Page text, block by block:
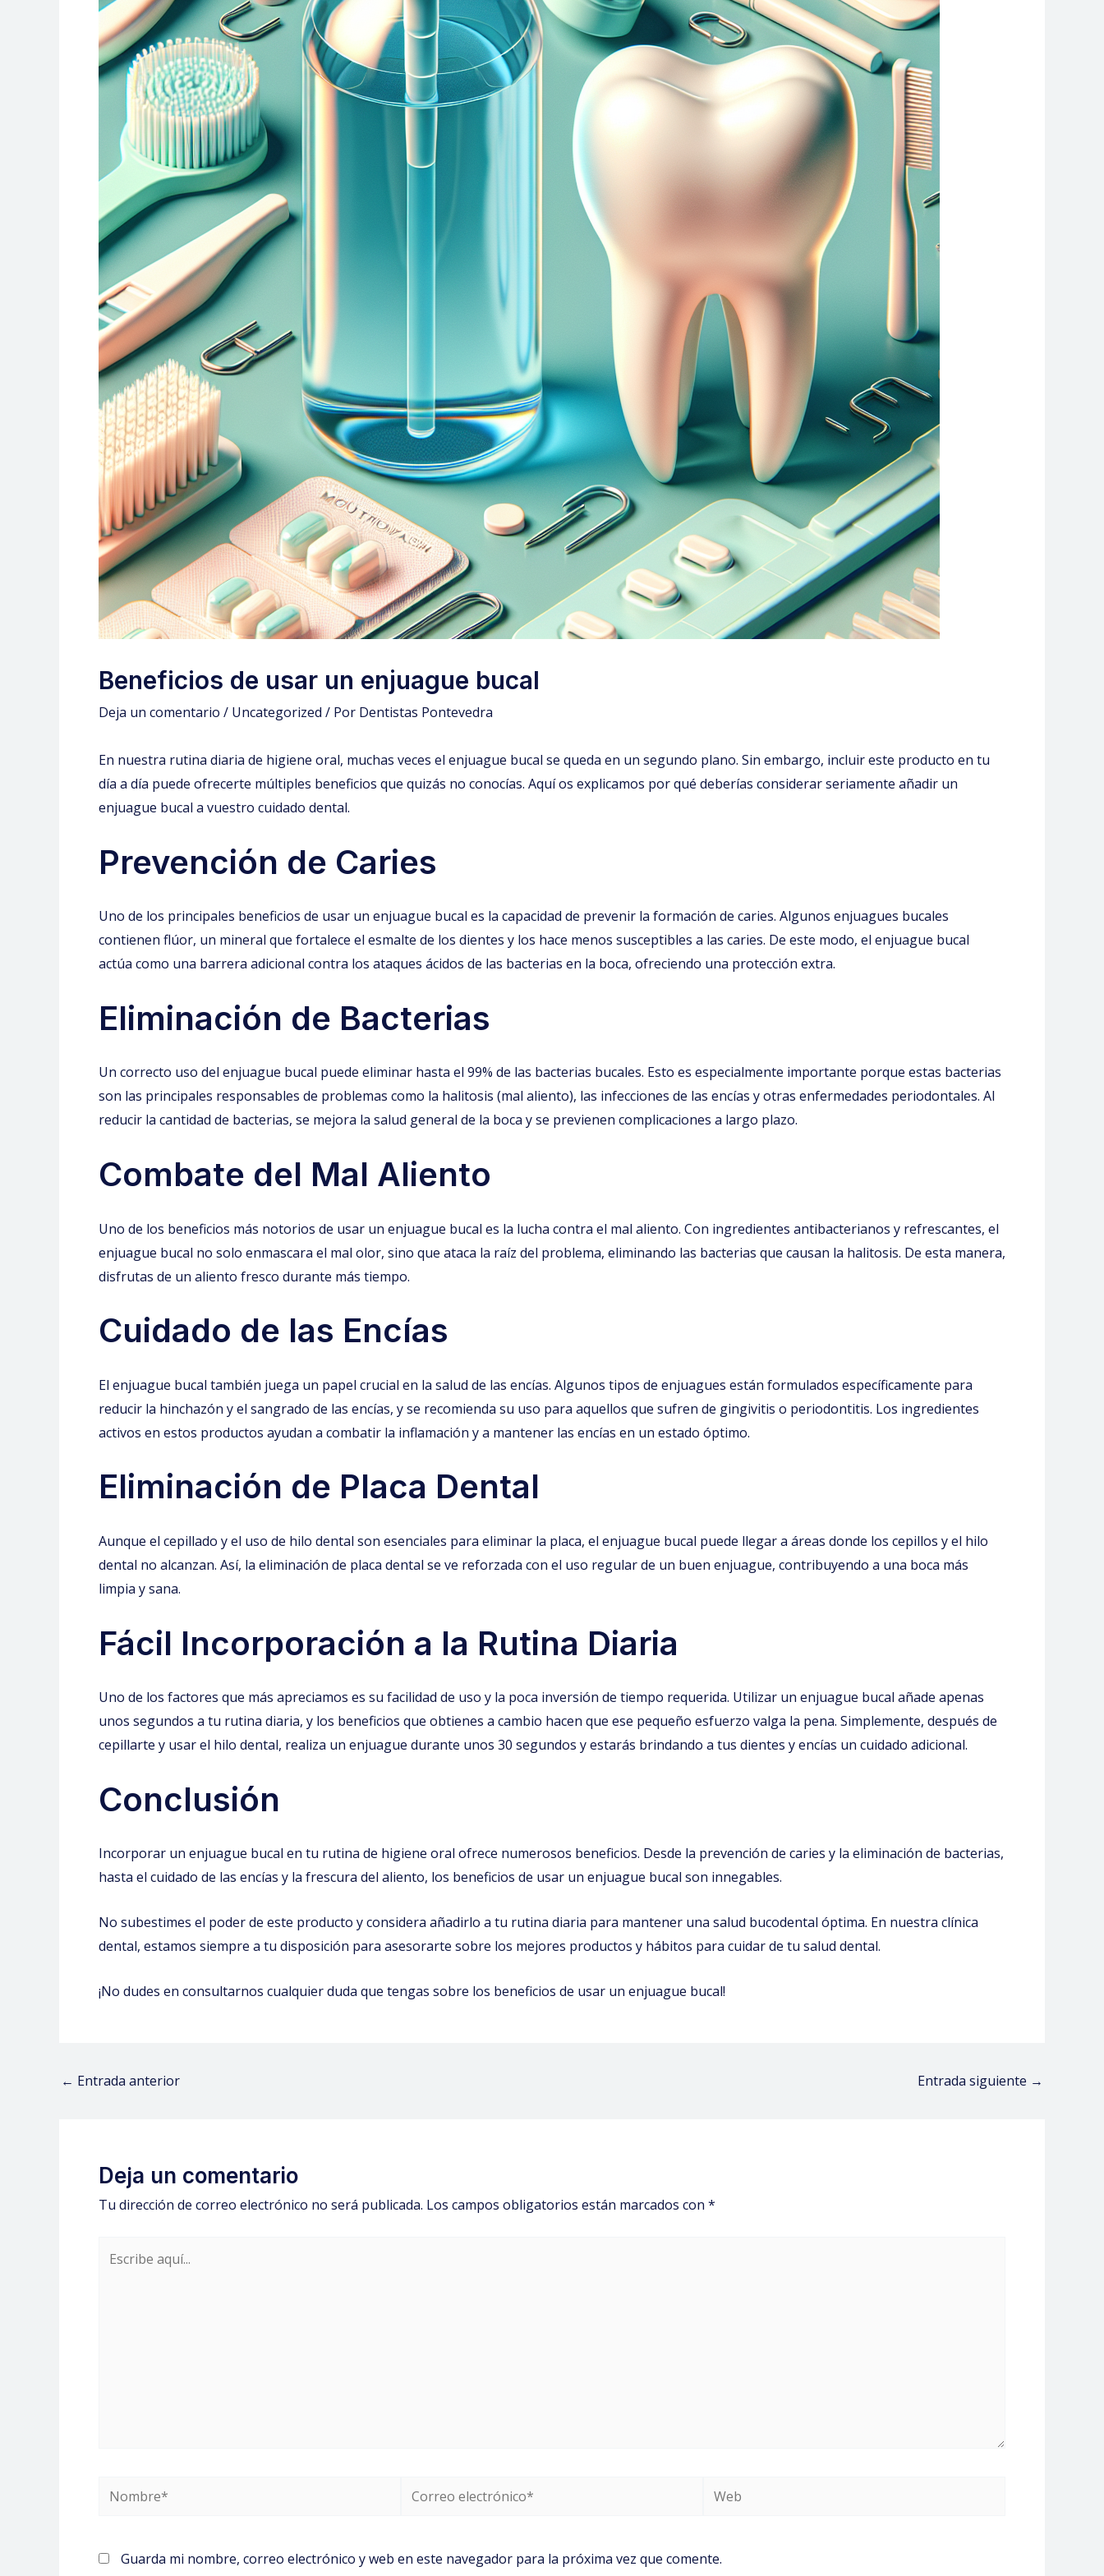
Beneficios de usar un enjuague bucal
Deja un comentario / Uncategorized / Por Dentistas Pontevedra
En nuestra rutina diaria de higiene oral, muchas veces el enjuague bucal se queda en un segundo plano. Sin embargo, incluir este producto en tu
día a día puede ofrecerte múltiples beneficios que quizás no conocías. Aquí os explicamos por qué deberías considerar seriamente añadir un
enjuague bucal a vuestro cuidado dental.
Prevención de Caries
Uno de los principales beneficios de usar un enjuague bucal es la capacidad de prevenir la formación de caries. Algunos enjuagues bucales
contienen flúor, un mineral que fortalece el esmalte de los dientes y los hace menos susceptibles a las caries. De este modo, el enjuague bucal
actúa como una barrera adicional contra los ataques ácidos de las bacterias en la boca, ofreciendo una protección extra.
Eliminación de Bacterias
Un correcto uso del enjuague bucal puede eliminar hasta el 99% de las bacterias bucales. Esto es especialmente importante porque estas bacterias
son las principales responsables de problemas como la halitosis (mal aliento), las infecciones de las encías y otras enfermedades periodontales. Al
reducir la cantidad de bacterias, se mejora la salud general de la boca y se previenen complicaciones a largo plazo.
Combate del Mal Aliento
Uno de los beneficios más notorios de usar un enjuague bucal es la lucha contra el mal aliento. Con ingredientes antibacterianos y refrescantes, el
enjuague bucal no solo enmascara el mal olor, sino que ataca la raíz del problema, eliminando las bacterias que causan la halitosis. De esta manera,
disfrutas de un aliento fresco durante más tiempo.
Cuidado de las Encías
El enjuague bucal también juega un papel crucial en la salud de las encías. Algunos tipos de enjuagues están formulados específicamente para
reducir la hinchazón y el sangrado de las encías, y se recomienda su uso para aquellos que sufren de gingivitis o periodontitis. Los ingredientes
activos en estos productos ayudan a combatir la inflamación y a mantener las encías en un estado óptimo.
Eliminación de Placa Dental
Aunque el cepillado y el uso de hilo dental son esenciales para eliminar la placa, el enjuague bucal puede llegar a áreas donde los cepillos y el hilo
dental no alcanzan. Así, la eliminación de placa dental se ve reforzada con el uso regular de un buen enjuague, contribuyendo a una boca más
limpia y sana.
Fácil Incorporación a la Rutina Diaria
Uno de los factores que más apreciamos es su facilidad de uso y la poca inversión de tiempo requerida. Utilizar un enjuague bucal añade apenas
unos segundos a tu rutina diaria, y los beneficios que obtienes a cambio hacen que ese pequeño esfuerzo valga la pena. Simplemente, después de
cepillarte y usar el hilo dental, realiza un enjuague durante unos 30 segundos y estarás brindando a tus dientes y encías un cuidado adicional.
Conclusión
Incorporar un enjuague bucal en tu rutina de higiene oral ofrece numerosos beneficios. Desde la prevención de caries y la eliminación de bacterias,
hasta el cuidado de las encías y la frescura del aliento, los beneficios de usar un enjuague bucal son innegables.
No subestimes el poder de este producto y considera añadirlo a tu rutina diaria para mantener una salud bucodental óptima. En nuestra clínica
dental, estamos siempre a tu disposición para asesorarte sobre los mejores productos y hábitos para cuidar de tu salud dental.
¡No dudes en consultarnos cualquier duda que tengas sobre los beneficios de usar un enjuague bucal!
← Entrada anterior Entrada siguiente →
Deja un comentario
Tu dirección de correo electrónico no será publicada. Los campos obligatorios están marcados con *
Nombre*
Correo
Web
Guarda mi nombre, correo electrónico y web en este navegador para la próxima vez que comente.